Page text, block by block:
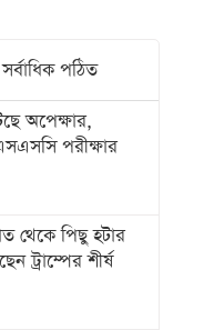
সর্বাধিক পঠিত
অপেক্ষার,
পরীক্ষার
থেকে পিছু হটার
ট্রাম্পের শীর্ষ